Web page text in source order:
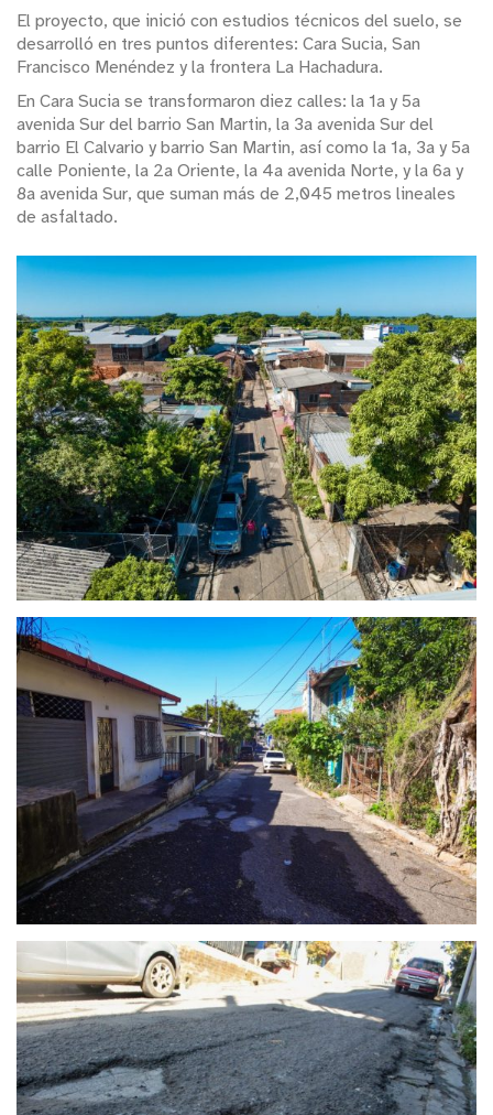
El proyecto, que inició con estudios técnicos del suelo, se
desarrolló en tres puntos diferentes: Cara Sucia, San
Francisco Menéndez y la frontera La Hachadura.
En Cara Sucia se transformaron diez calles: la 1a y 5a
avenida Sur del barrio San Martin, la 3a avenida Sur del
barrio El Calvario y barrio San Martin, así como la 1a, 3a y 5a
calle Poniente, la 2a Oriente, la 4a avenida Norte, y la 6a y
8a avenida Sur, que suman más de 2,045 metros lineales
de asfaltado.